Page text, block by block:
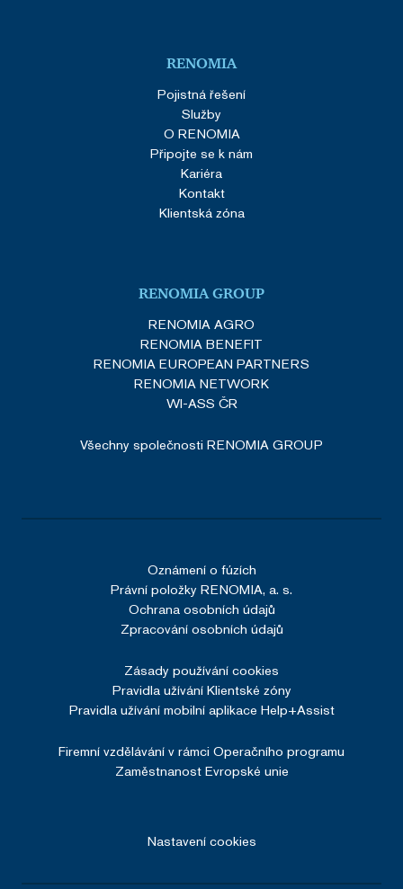
RENOMIA
Pojistná řešení
Služby
O RENOMIA
Připojte se k nám
Kariéra
Kontakt
Klientská zóna
RENOMIA GROUP
RENOMIA AGRO
RENOMIA BENEFIT
RENOMIA EUROPEAN PARTNERS
RENOMIA NETWORK
WI-ASS ČR
Všechny společnosti RENOMIA GROUP
Oznámení o fúzích
Právní položky RENOMIA, a. s.
Ochrana osobních údajů
Zpracování osobních údajů
Zásady používání cookies
Pravidla užívání Klientské zóny
Pravidla užívání mobilní aplikace Help+Assist
Firemní vzdělávání v rámci Operačního programu
Zaměstnanost Evropské unie
Nastavení cookies